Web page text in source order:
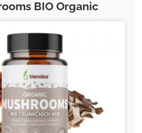
BIO Organic